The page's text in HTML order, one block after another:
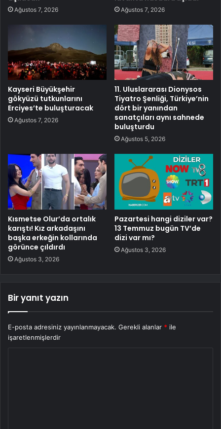
Ağustos 7, 2026 Ağustos 7, 2026
Kayseri Büyükşehir
gökyüzü tutkunlarını
Erciyes’te buluşturacak
Ağustos 7, 2026
11. Uluslararası Dionysos
Tiyatro Şenliği, Türkiye’nin
dört bir yanından
sanatçıları aynı sahnede
buluşturdu
Ağustos 5, 2026
Kısmetse Olur’da ortalık
karıştı! Kız arkadaşını
başka erkeğin kollarında
görünce çıldırdı
Ağustos 3, 2026
Pazartesi hangi diziler var?
13 Temmuz bugün TV’de
dizi var mı?
Ağustos 3, 2026
Bir yanıt yazın
E-posta adresiniz yayınlanmayacak. Gerekli alanlar * ile
işaretlenmişlerdir